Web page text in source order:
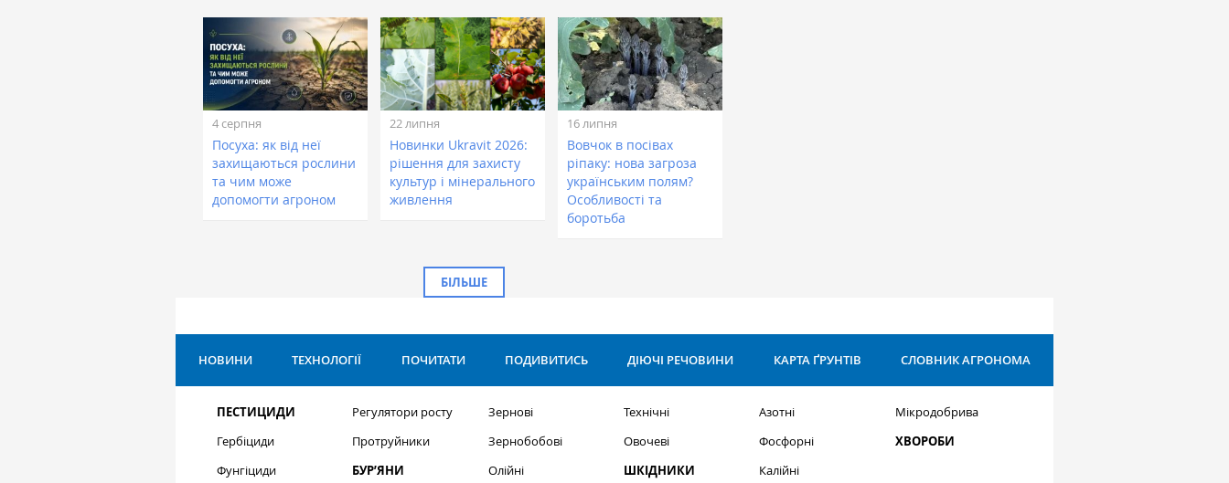
4 серпня
Посуха: як від неї
захищаються рослини
та чим може
допомогти агроном
22 липня
Новинки Ukravit 2026:
рішення для захисту
культур і мінерального
живлення
16 липня
Вовчок в посівах
ріпаку: нова загроза
українським полям?
Особливості та
боротьба
БІЛЬШЕ
НОВИНИ ТЕХНОЛОГІЇ ПОЧИТАТИ ПОДИВИТИСЬ ДІЮЧІ РЕЧОВИНИ КАРТА ҐРУНТІВ СЛОВНИК АГРОНОМА
ПЕСТИЦИДИ
Гербіциди
Фунгіциди
Регулятори росту
Протруйники
БУР’ЯНИ
Зернові
Зернобобові
Олійні
Технічні
Овочеві
ШКІДНИКИ
Азотні
Фосфорні
Калійні
Мікродобрива
ХВОРОБИ